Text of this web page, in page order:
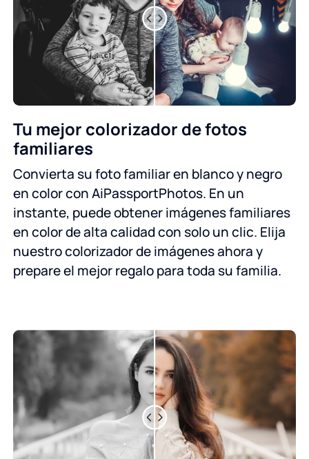
Tu mejor colorizador de fotos
familiares
Convierta su foto familiar en blanco y negro
en color con AiPassportPhotos. En un
instante, puede obtener imágenes familiares
en color de alta calidad con solo un clic. Elija
nuestro colorizador de imágenes ahora y
prepare el mejor regalo para toda su familia.